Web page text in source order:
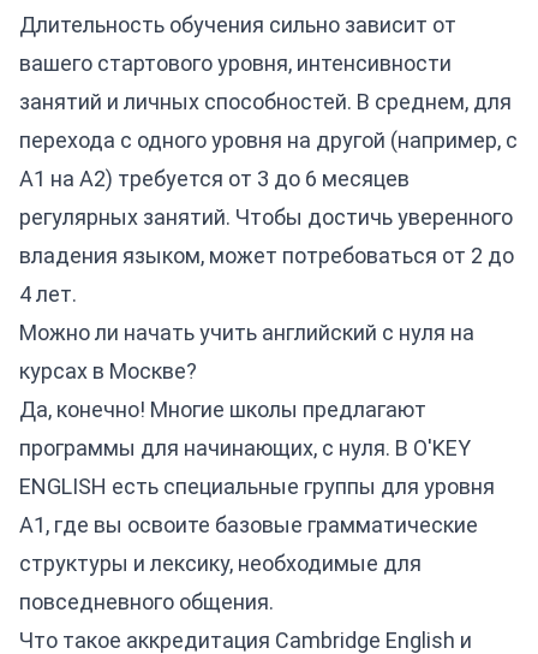
Длительность обучения сильно зависит от
вашего стартового уровня, интенсивности
занятий и личных способностей. В среднем, для
перехода с одного уровня на другой (например, с
A1 на A2) требуется от 3 до 6 месяцев
регулярных занятий. Чтобы достичь уверенного
владения языком, может потребоваться от 2 до
4 лет.
Можно ли начать учить английский с нуля на
курсах в Москве?
Да, конечно! Многие школы предлагают
программы для начинающих, с нуля. В O'KEY
ENGLISH есть специальные группы для уровня
A1, где вы освоите базовые грамматические
структуры и лексику, необходимые для
повседневного общения.
Что такое аккредитация Cambridge English и